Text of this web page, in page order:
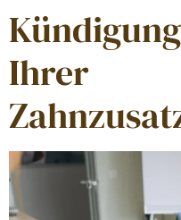
Ihrer